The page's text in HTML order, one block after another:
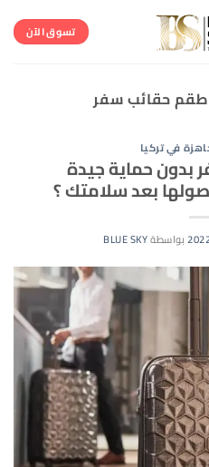
تسوق الآن
طقم حقائب سفر
في تركيا
بدون حماية جيدة
بعد سلامتك ؟
بواسطةBLUE SKY